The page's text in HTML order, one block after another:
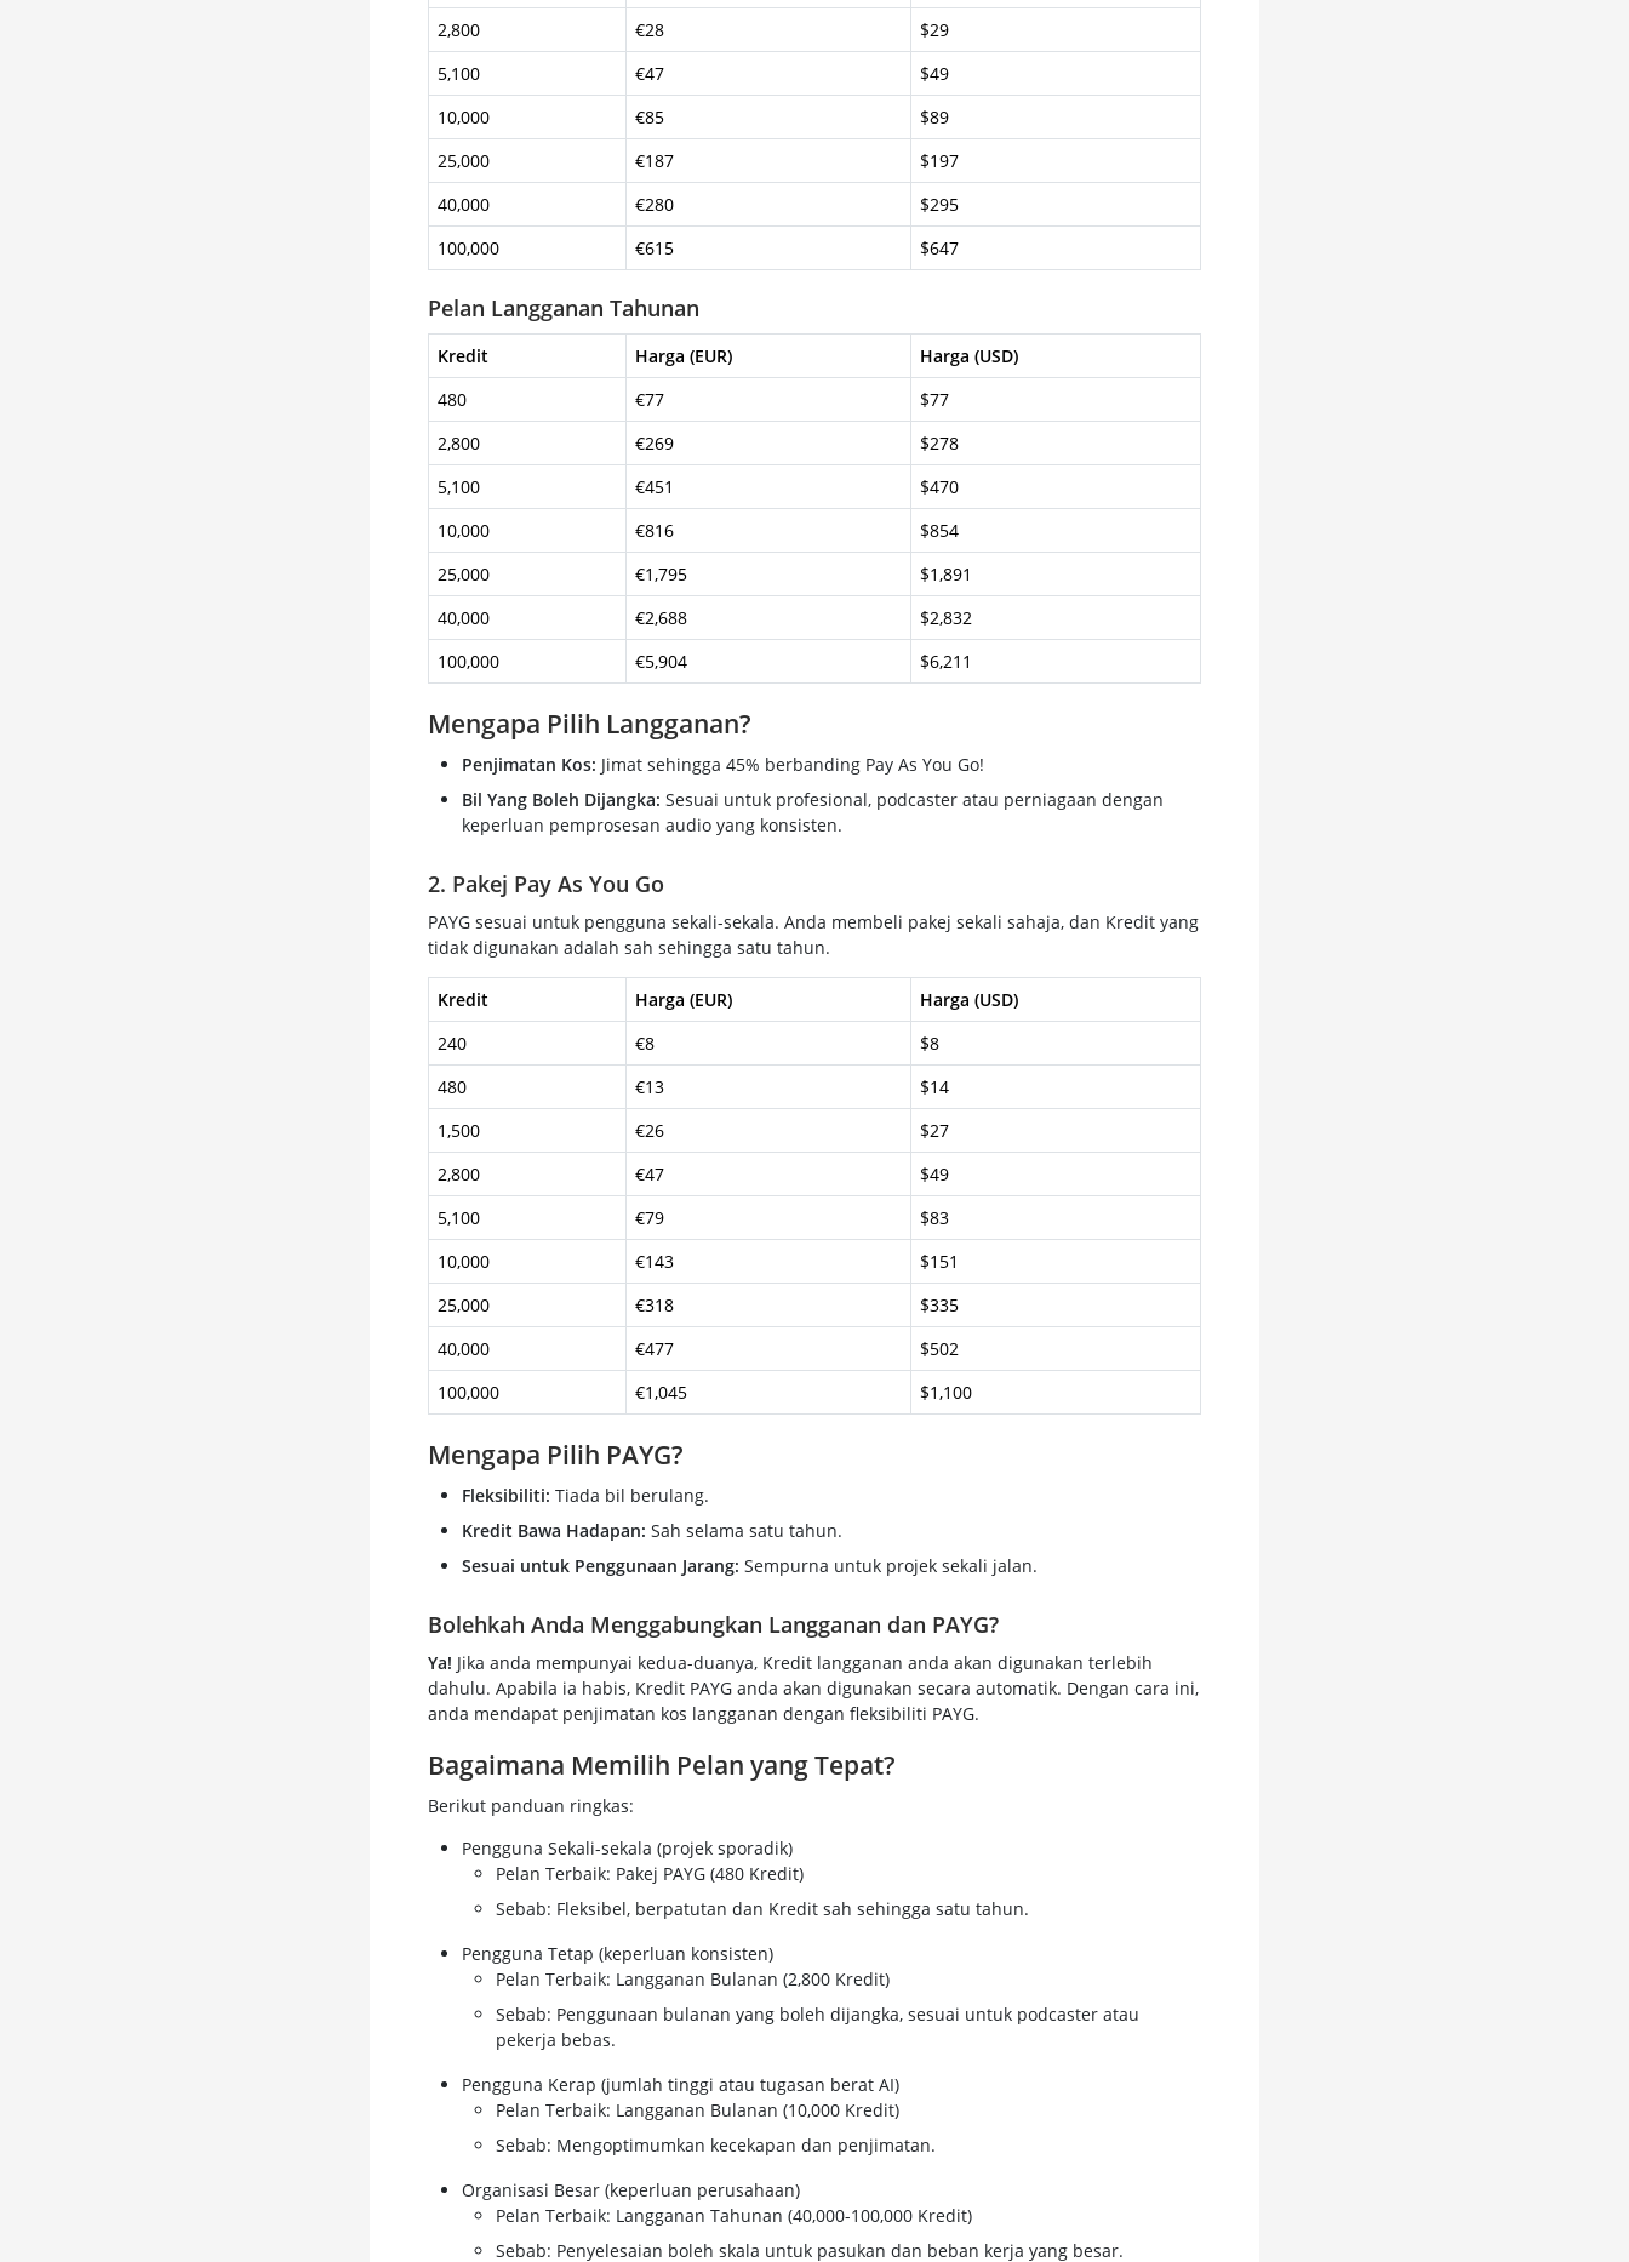
2,800
€28
$29
5,100
€47
$49
10,000
€85
$89
25,000
€187
$197
40,000
€280
$295
100,000
€615 $647
Pelan Langganan Tahunan
Kredit Harga (EUR)
Harga (USD)
480
€77
$77
2,800
€269
$278
5,100
€451
$470
10,000
€816
$854
25,000
€1,795
$1,891
40,000
€2,688
$2,832
100,000
€5,904 $6,211
Mengapa Pilih Langganan?
Penjimatan Kos: Jimat sehingga 45% berbanding Pay As You Go!
Bil Yang Boleh Dijangka: Sesuai untuk profesional, podcaster atau perniagaan dengan
keperluan pemprosesan audio yang konsisten.
2. Pakej Pay As You Go
PAYG sesuai untuk pengguna sekali-sekala. Anda membeli pakej sekali sahaja, dan Kredit yang
tidak digunakan adalah sah sehingga satu tahun.
Kredit Harga (EUR)
Harga (USD)
240
€8
$8
480
€13
$14
1,500
€26
$27
2,800
€47
$49
5,100
€79
$83
10,000
€143
$151
25,000
€318
$335
40,000
€477
$502
100,000
€1,045 $1,100
Mengapa Pilih PAYG?
Fleksibiliti: Tiada bil berulang.
Kredit Bawa Hadapan: Sah selama satu tahun.
Sesuai untuk Penggunaan Jarang: Sempurna untuk projek sekali jalan.
Bolehkah Anda Menggabungkan Langganan dan PAYG?
Ya! Jika anda mempunyai kedua-duanya, Kredit langganan anda akan digunakan terlebih
dahulu. Apabila ia habis, Kredit PAYG anda akan digunakan secara automatik. Dengan cara ini,
anda mendapat penjimatan kos langganan dengan fleksibiliti PAYG.
Bagaimana Memilih Pelan yang Tepat?
Berikut panduan ringkas:
Pengguna Sekali-sekala (projek sporadik)
Pelan Terbaik: Pakej PAYG (480 Kredit)
Sebab: Fleksibel, berpatutan dan Kredit sah sehingga satu tahun.
Pengguna Tetap (keperluan konsisten)
Pelan Terbaik: Langganan Bulanan (2,800 Kredit)
Sebab: Penggunaan bulanan yang boleh dijangka, sesuai untuk podcaster atau
pekerja bebas.
Pengguna Kerap (jumlah tinggi atau tugasan berat AI)
Pelan Terbaik: Langganan Bulanan (10,000 Kredit)
Sebab: Mengoptimumkan kecekapan dan penjimatan.
Organisasi Besar (keperluan perusahaan)
Pelan Terbaik: Langganan Tahunan (40,000-100,000 Kredit)
Sebab: Penyelesaian boleh skala untuk pasukan dan beban kerja yang besar.